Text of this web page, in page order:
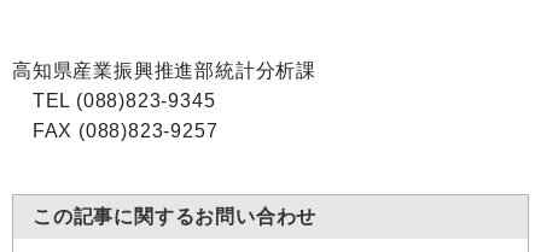
高知県産業振興推進部統計分析課
TEL (088)823-9345
FAX (088)823-9257
この記事に関するお問い合わせ